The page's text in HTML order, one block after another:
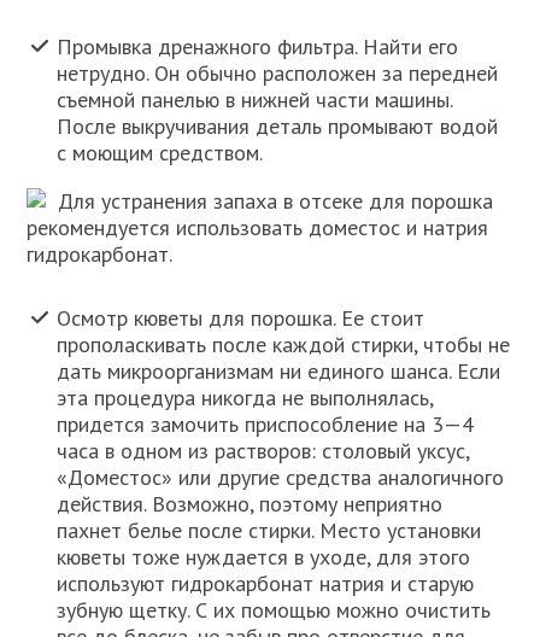
Промывка дренажного фильтра. Найти его
нетрудно. Он обычно расположен за передней
съемной панелью в нижней части машины.
После выкручивания деталь промывают водой
с моющим средством.
Для устранения запаха в отсеке для порошка
рекомендуется использовать доместос и натрия
гидрокарбонат.
Осмотр кюветы для порошка. Ее стоит
прополаскивать после каждой стирки, чтобы не
дать микроорганизмам ни единого шанса. Если
эта процедура никогда не выполнялась,
придется замочить приспособление на 3—4
часа в одном из растворов: столовый уксус,
«Доместос» или другие средства аналогичного
действия. Возможно, поэтому неприятно
пахнет белье после стирки. Место установки
кюветы тоже нуждается в уходе, для этого
используют гидрокарбонат натрия и старую
зубную щетку. С их помощью можно очистить